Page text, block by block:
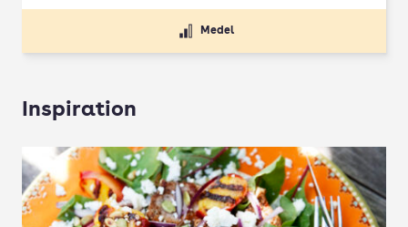
Medel
Inspiration